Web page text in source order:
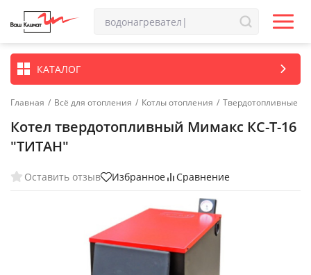
КАТАЛОГ
Главная / Всё для отопления / Котлы отопления / Твердотопливные
Котел твердотопливный Мимакс КС-Т-16
"ТИТАН"
Оставить отзыв Избранное Сравнение